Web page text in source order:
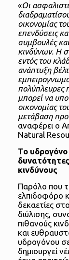
«Οι
οικονομίας
επενδύσεις
συμβουλές
κινδύνων. Η
εντός του
ανάπτυξη
πολύπλευρες
μπορεί να
οικονομίας
μετάβαση
αναφέρει ο
Natural
Το
κινδύνους
Παρόλο που
ελπιδοφόρο
δεκαετίες
διύλισης,
πιθανούς
και
υδρογόνου
δημιουργεί